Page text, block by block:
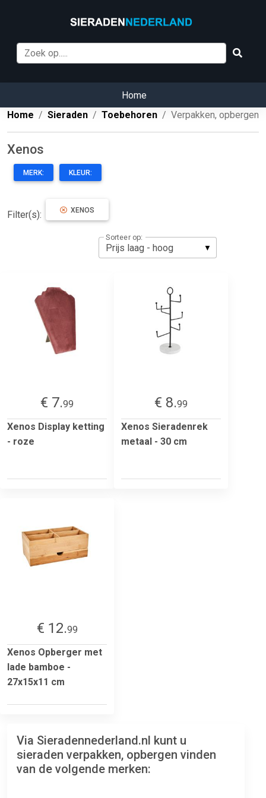
Home
Home
Sieraden Toebehoren Verpakken, opbergen
Xenos
MERK: KLEUR:
Filter(s): XENOS
Sorteer op:
€ 7.99
Xenos Display ketting
- roze
€ 8.99
Xenos Sieradenrek
metaal - 30 cm
€ 12.99
Xenos Opberger met
lade bamboe -
27x15x11 cm
Via Sieradennederland.nl kunt u
sieraden verpakken, opbergen vinden
van de volgende merken: